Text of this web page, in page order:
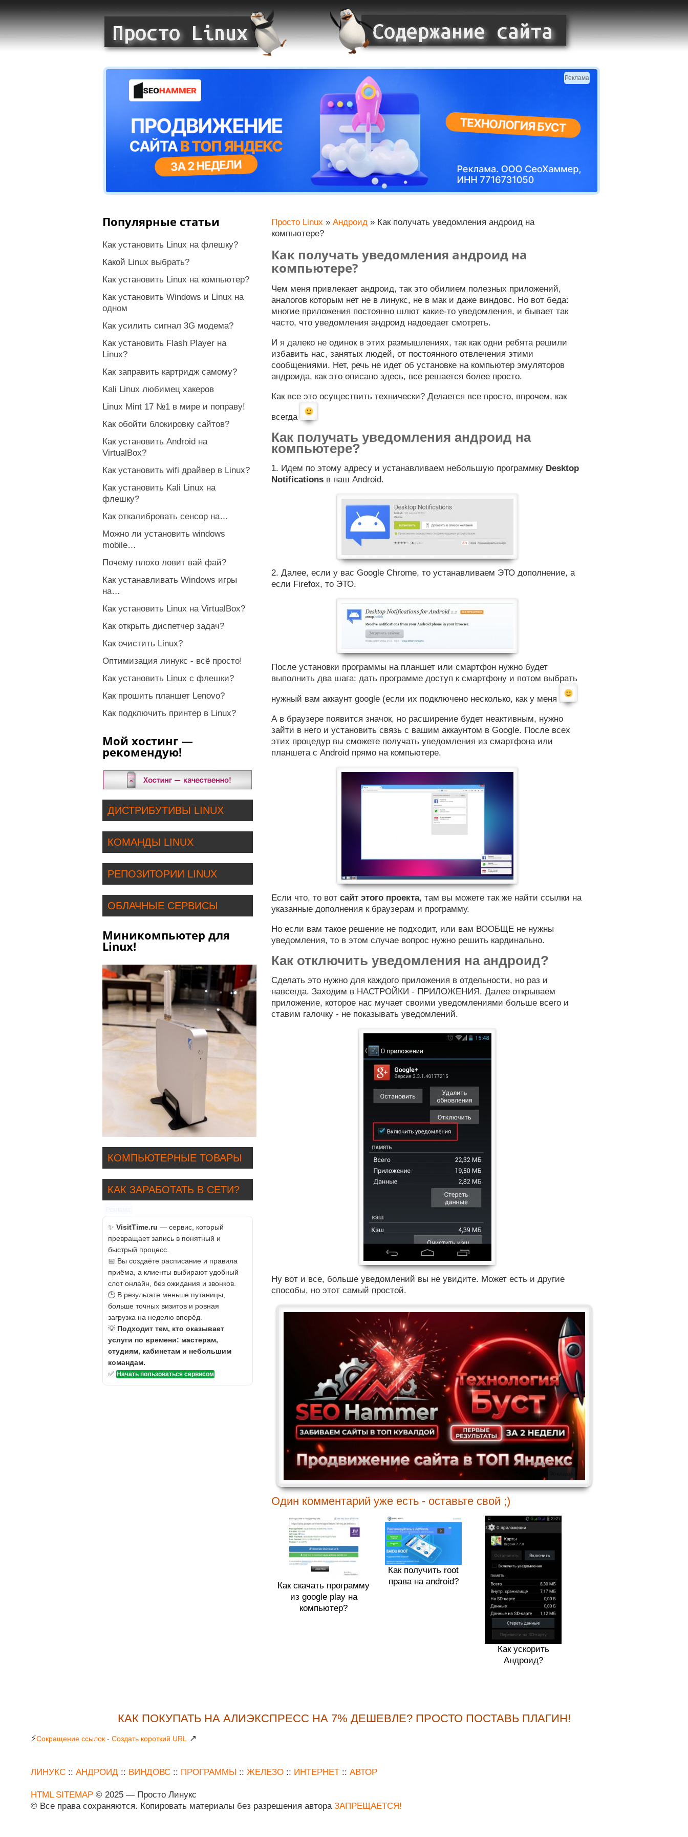
Реклама
Просто Linux » Андроид » Как получать уведомления андроид на
компьютере?
Как получать уведомления андроид на
компьютере?
Чем меня привлекает андроид, так это обилием полезных приложений,
аналогов которым нет не в линукс, не в мак и даже виндовс. Но вот беда:
многие приложения постоянно шлют какие-то уведомления, и бывает так
часто, что уведомления андроид надоедает смотреть.
И я далеко не одинок в этих размышлениях, так как одни ребята решили
избавить нас, занятых людей, от постоянного отвлечения этими
сообщениями. Нет, речь не идет об установке на компьютер эмуляторов
андроида, как это описано здесь, все решается более просто.
Как все это осуществить технически? Делается все просто, впрочем, как
всегда
Как получать уведомления андроид на
компьютере?
1. Идем по этому адресу и устанавливаем небольшую программку Desktop
Notifications в наш Android.
2. Далее, если у вас Google Chrome, то устанавливаем ЭТО дополнение, а
если Firefox, то ЭТО.
После установки программы на планшет или смартфон нужно будет
выполнить два шага: дать программе доступ к смартфону и потом выбрать
нужный вам аккаунт google (если их подключено несколько, как у меня
А в браузере появится значок, но расширение будет неактивным, нужно
зайти в него и установить связь с вашим аккаунтом в Google. После всех
этих процедур вы сможете получать уведомления из смартфона или
планшета с Android прямо на компьютере.
Если что, то вот сайт этого проекта, там вы можете так же найти ссылки на
указанные дополнения к браузерам и программу.
Но если вам такое решение не подходит, или вам ВООБЩЕ не нужны
уведомления, то в этом случае вопрос нужно решить кардинально.
Как отключить уведомления на андроид?
Сделать это нужно для каждого приложения в отдельности, но раз и
навсегда. Заходим в НАСТРОЙКИ - ПРИЛОЖЕНИЯ. Далее открываем
приложение, которое нас мучает своими уведомлениями больше всего и
ставим галочку - не показывать уведомлений.
Ну вот и все, больше уведомлений вы не увидите. Может есть и другие
способы, но этот самый простой.
Реклама
Один комментарий уже есть - оставьте свой ;)
Как скачать программу
из google play на
компьютер?
Как получить root
права на android?
Как ускорить
Андроид?
Популярные статьи
Как установить Linux на флешку?
Какой Linux выбрать?
Как установить Linux на компьютер?
Как установить Windows и Linux на
одном
Как усилить сигнал 3G модема?
Как установить Flash Player на
Linux?
Как заправить картридж самому?
Kali Linux любимец хакеров
Linux Mint 17 №1 в мире и поправу!
Как обойти блокировку сайтов?
Как установить Android на
VirtualBox?
Как установить wifi драйвер в Linux?
Как установить Kali Linux на
флешку?
Как откалибровать сенсор на…
Можно ли установить windows
mobile…
Почему плохо ловит вай фай?
Как устанавливать Windows игры
на…
Как установить Linux на VirtualBox?
Как открыть диспетчер задач?
Как очистить Linux?
Оптимизация линукс - всё просто!
Как установить Linux с флешки?
Как прошить планшет Lenovo?
Как подключить принтер в Linux?
Мой хостинг —
рекомендую!
ДИСТРИБУТИВЫ LINUX
КОМАНДЫ LINUX
РЕПОЗИТОРИИ LINUX
ОБЛАЧНЫЕ СЕРВИСЫ
Миникомпьютер для
Linux!
КОМПЬЮТЕРНЫЕ ТОВАРЫ
КАК ЗАРАБОТАТЬ В СЕТИ?
✨ VisitTime.ru — сервис, который
превращает запись в понятный и
быстрый процесс.
📅 Вы создаёте расписание и правила
приёма, а клиенты выбирают удобный
слот онлайн, без ожидания и звонков.
🕒 В результате меньше путаницы,
больше точных визитов и ровная
загрузка на неделю вперёд.
💡 Подходит тем, кто оказывает
услуги по времени: мастерам,
студиям, кабинетам и небольшим
командам.
✅ Начать пользоваться сервисом
КАК ПОКУПАТЬ НА АЛИЭКСПРЕСС НА 7% ДЕШЕВЛЕ? ПРОСТО ПОСТАВЬ ПЛАГИН!
⚡Сокращение ссылок - Создать короткий URL ↗
ЛИНУКС :: АНДРОИД :: ВИНДОВС :: ПРОГРАММЫ :: ЖЕЛЕЗО :: ИНТЕРНЕТ :: АВТОР
HTML SITEMAP © 2025 — Просто Линукс
© Все права сохраняются. Копировать материалы без разрешения автора ЗАПРЕЩАЕТСЯ!